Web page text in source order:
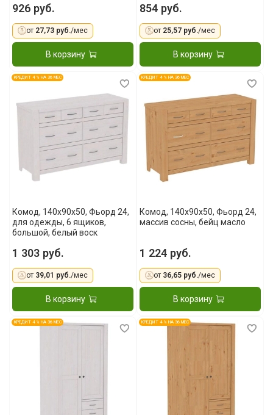
926 руб.
от 27,73 руб./мес
В корзину
854 руб.
от 25,57 руб./мес
В корзину
КРЕДИТ 4 % НА 36 МЕС
Комод, 140x90x50, Фьорд 24,
для одежды, 6 ящиков,
большой, белый воск
1 303 руб.
от 39,01 руб./мес
В корзину
КРЕДИТ 4 % НА 36 МЕС
Комод, 140x90x50, Фьорд 24,
массив сосны, бейц масло
1 224 руб.
от 36,65 руб./мес
В корзину
КРЕДИТ 4 % НА 36 МЕС КРЕДИТ 4 % НА 36 МЕС